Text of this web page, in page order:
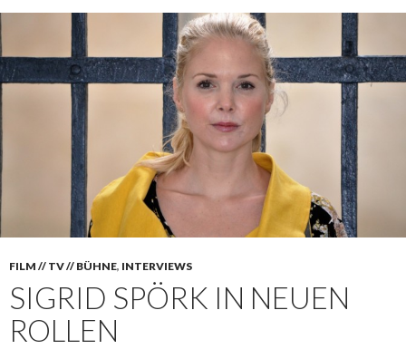
FILM // TV // BÜHNE, INTERVIEWS
SIGRID SPÖRK IN NEUEN
ROLLEN